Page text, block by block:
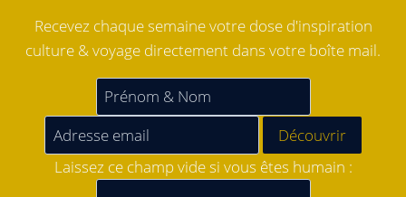
Recevez chaque semaine votre dose d'inspiration
culture & voyage directement dans votre boîte mail.
Laissez ce champ vide si vous êtes humain :